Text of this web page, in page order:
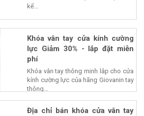
kế...
Khóa vân tay cửa kính cường
lực Giảm 30% - lắp đặt miễn
phí
Khóa vân tay thông minh lắp cho cửa
kính cường lực của hãng Giovanin tay
thông...
Địa chỉ bán khóa cửa vân tay